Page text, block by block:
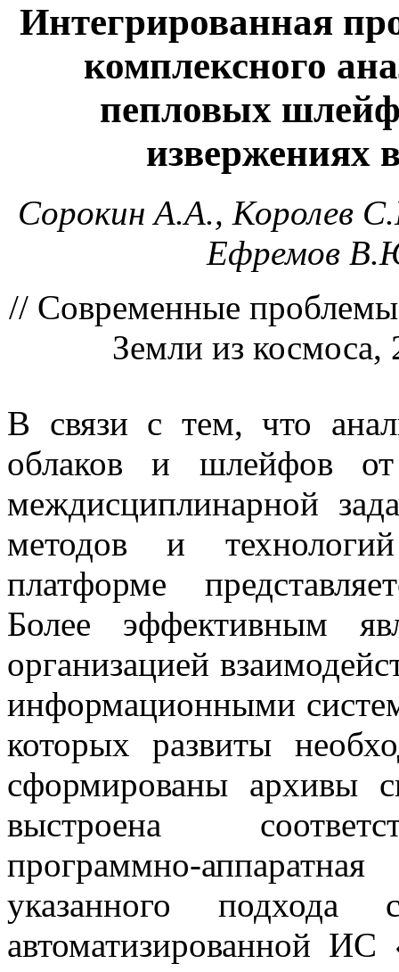
Интегрированная
комплексного
пепловых
извержениях
Сорокин А.А., Королев
Ефремов
// Современные
Земли из
В связи с тем, что
облаков и шлейфов от
междисциплинарной
методов и
платформе
Более эффективным
организацией
информационными
которых развиты
сформированы архивы
выстроена
программно-
указанного подхода
автоматизированной